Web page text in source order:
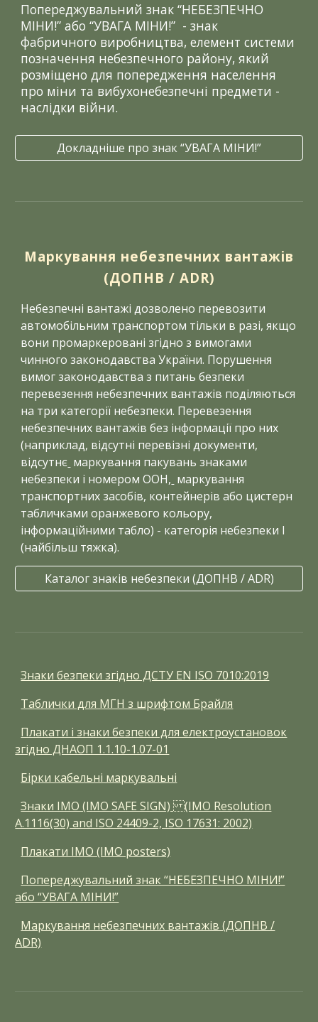
Попереджувальний знак “НЕБЕЗПЕЧНО
МІНИ!” або “УВАГА МІНИ!” - знак
фабричного виробництва, елемент системи
позначення небезпечного району, який
розміщено для попередження населення
про міни та вибухонебезпечні предмети -
наслідки війни.
Докладніше про знак “УВАГА МІНИ!”
Маркування небезпечних вантажів
(ДОПНВ / ADR)
Небезпечні вантажі дозволено перевозити
автомобільним транспортом тільки в разі, якщо
вони промаркеровані згідно з вимогами
чинного законодавства України. Порушення
вимог законодавства з питань безпеки
перевезення небезпечних вантажів поділяються
на три категорії небезпеки. Перевезення
небезпечних вантажів без інформації про них
(наприклад, відсутні перевізні документи,
відсутнє маркування пакувань знаками
небезпеки і номером ООН, маркування
транспортних засобів, контейнерів або цистерн
табличками оранжевого кольору,
інформаційними табло) - категорія небезпеки I
(найбільш тяжка).
Каталог знаків небезпеки (ДОПНВ / ADR)
Знаки безпеки згідно ДСТУ EN ISO 7010:2019
Таблички для МГН з шрифтом Брайля
Плакати і знаки безпеки для електроустановок
згідно ДНАОП 1.1.10-1.07-01
Бірки кабельні маркувальні
Знаки ІМО (IMO SAFE SIGN) (IMO Resolution
A.1116(30) and ISO 24409-2, ISO 17631: 2002)
Плакати ІМО (IMO posters)
Попереджувальний знак “НЕБЕЗПЕЧНО МІНИ!”
або “УВАГА МІНИ!”
Маркування небезпечних вантажів (ДОПНВ /
ADR)